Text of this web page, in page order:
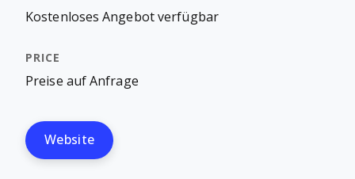
Kostenloses Angebot verfügbar
Preise auf Anfrage
Website